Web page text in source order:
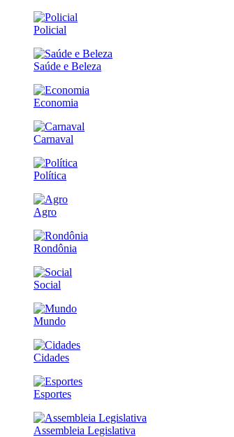
Policial
Saúde e Beleza
Economia
Carnaval
Política
Agro
Rondônia
Social
Mundo
Cidades
Esportes
Assembleia Legislativa